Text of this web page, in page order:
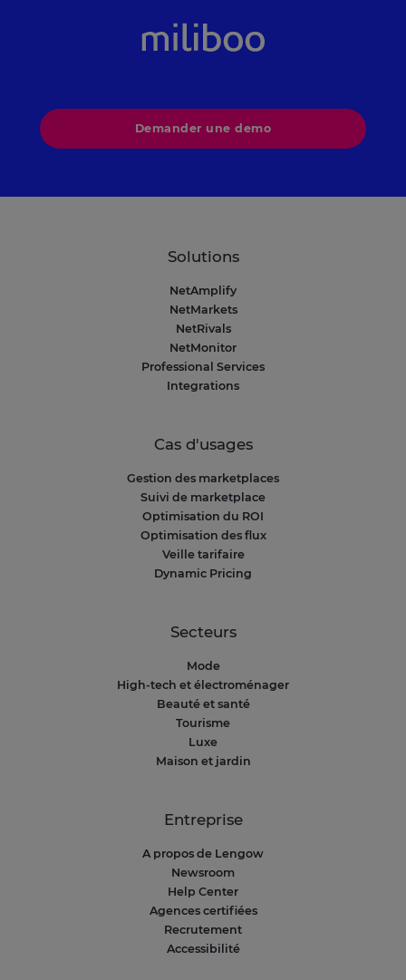
Demander une demo
Solutions
NetAmplify
NetMarkets
NetRivals
NetMonitor
Professional Services
Integrations
Cas d'usages
Gestion des marketplaces
Suivi de marketplace
Optimisation du ROI
Optimisation des flux
Veille tarifaire
Dynamic Pricing
Secteurs
Mode
High-tech et électroménager
Beauté et santé
Tourisme
Luxe
Maison et jardin
Entreprise
A propos de Lengow
Newsroom
Help Center
Agences certifiées
Recrutement
Accessibilité